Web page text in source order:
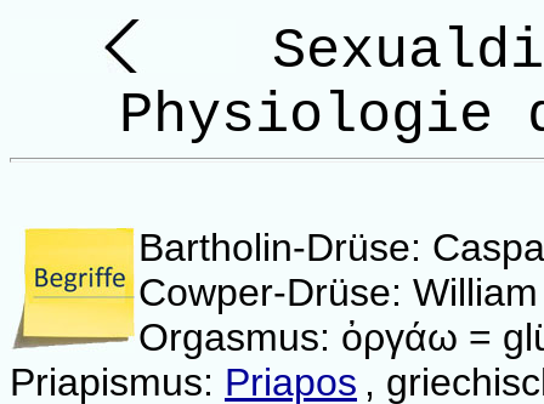
Physiologie
Bartholin-Drüse:
Cowper-Drüse:
Orgasmus: ὀργάω =
Priapismus: Priapos ,